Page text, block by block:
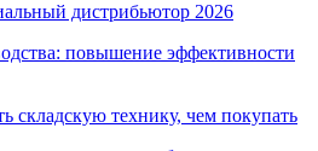
дистрибьютор 2026
повышение эффективности
складскую технику, чем покупать